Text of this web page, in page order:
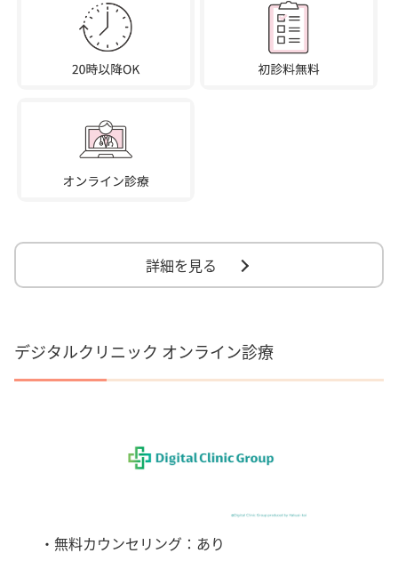
詳細を見る
デジタルクリニック オンライン診療
・無料カウンセリング：あり